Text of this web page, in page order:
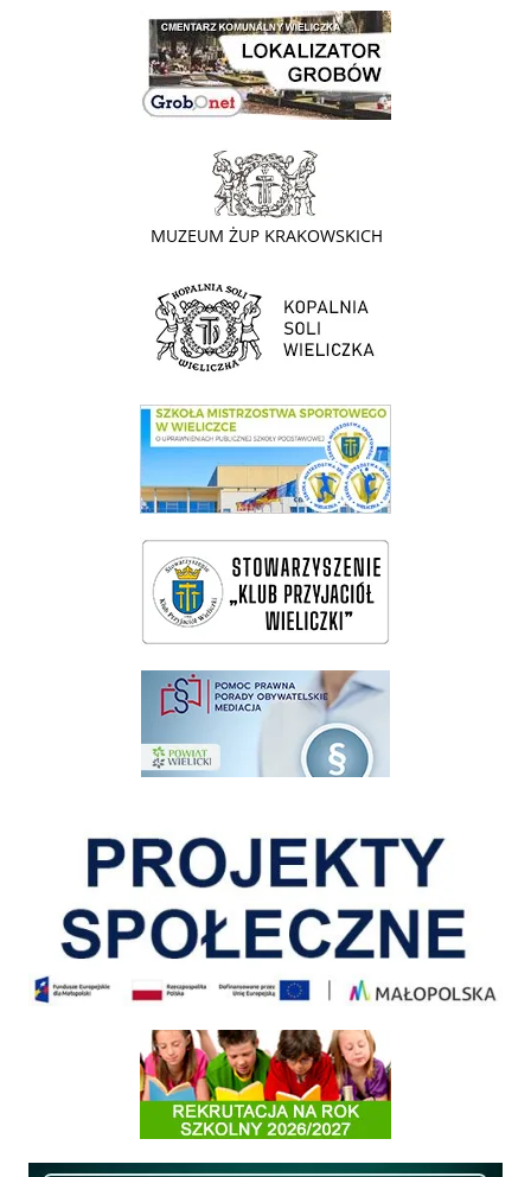
link do lokalizatora grobów na wielickim cmentarzu - grobnet
link do strony - Muzeum Żup Krakowskich Wieliczka
link do strony Kopalni Soli Wieliczka
link do SMS Wieliczka
wieliczka-wieliczanie na bis
pomoc prawna wieliczka
Informacja o terminach rekrutacji na rok szkolny 2026/2027
Międzyzakładowa Kasa Zapomogowo - Pożyczkowa